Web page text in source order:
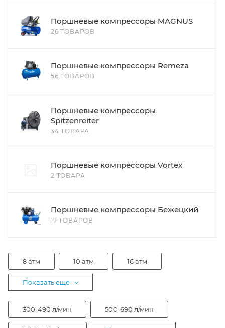
Поршневые компрессоры MAGNUS
26 ТОВАРОВ
Поршневые компрессоры Remeza
56 ТОВАРОВ
Поршневые компрессоры
Spitzenreiter
34 ТОВАРА
Поршневые компрессоры Vortex
2 ТОВАРА
Поршневые компрессоры Бежецкий
17 ТОВАРОВ
8 атм 10 атм 16 атм
Показать еще
300-490 л/мин 500-690 л/мин